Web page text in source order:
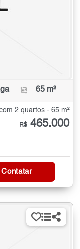
65 m²
2 quartos - 65 m²
R$ 465.000
Contatar